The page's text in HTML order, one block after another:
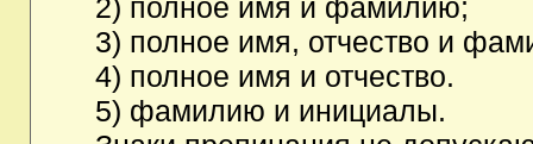
2) полное имя и фамилию;
3) полное имя, отчество и
4) полное имя и отчество.
5) фамилию и инициалы.